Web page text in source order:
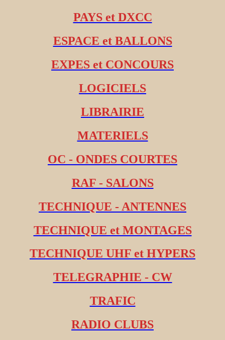
PAYS et DXCC
ESPACE et BALLONS
EXPES et CONCOURS
LOGICIELS
LIBRAIRIE
MATERIELS
OC - ONDES COURTES
RAF - SALONS
TECHNIQUE - ANTENNES
TECHNIQUE et MONTAGES
TECHNIQUE UHF et HYPERS
TELEGRAPHIE - CW
TRAFIC
RADIO CLUBS